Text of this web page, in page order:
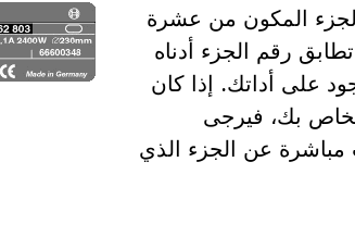
المكون من عشرة
رقم الجزء أدناه
على أداتك. إذا كان
بك، فيرجى
مباشرة عن الجزء الذي